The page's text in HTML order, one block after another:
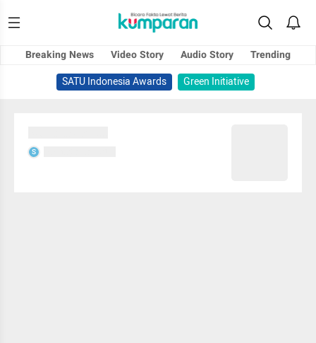
Breaking News Video Story Audio Story
Trending
SATU Indonesia Awards
Green Initiative
S